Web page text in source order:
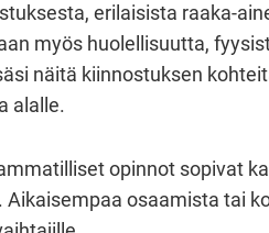
erilaisista raaka-
myös huolellisuutta,
näitä kiinnostuksen
alalle.
opinnot sopivat
Aikaisempaa osaamista tai